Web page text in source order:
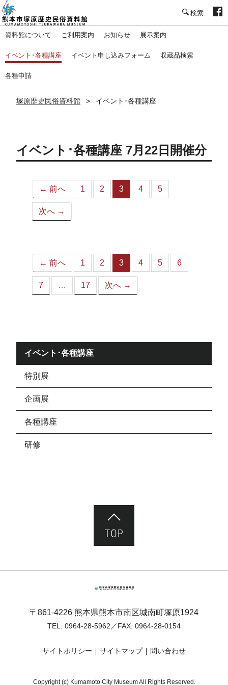
資料館について ご利用案内 お知らせ 展示案内
イベント･各種講座 イベント申し込みフォーム 収蔵品検索
各種申請
塚原歴史民俗資料館 イベント･各種講座
イベント･各種講座 7月22日開催分
← 前へ 1 2 3
（こ
4 5
次へ →
← 前へ 1 2 3
（こ
の
4 5 6
7 … 17 次へ →
イベント･各種講座
特別展
企画展
各種講座
研修
〒861-4226 熊本県熊本市南区城南町塚原1924
TEL: 0964-28-5962 ／FAX: 0964-28-0154
サイトポリシー サイトマップ 問い合わせ
Copyright (c) Kumamoto City Museum All Rights Reserved.